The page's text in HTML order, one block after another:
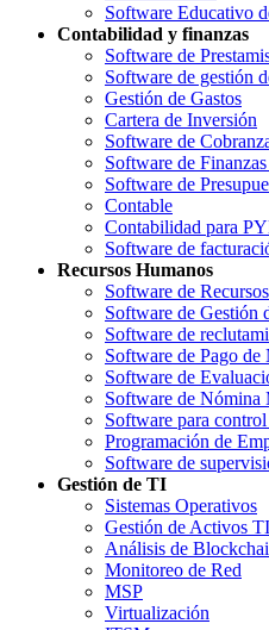
Software Educativo
Contabilidad y finanzas
Software de
Software de gestión
Gestión de Gastos
Cartera de Inversión
Software de
Software de
Software de
Contable
Contabilidad para
Software de
Recursos Humanos
Software de
Software de Gestión
Software de
Software de Pago de
Software de
Software de Nómina
Software para control
Programación de
Software de
Gestión de TI
Sistemas Operativos
Gestión de Activos TI
Análisis de
Monitoreo de Red
MSP
Virtualización